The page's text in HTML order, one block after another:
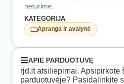
neturime.
KATEGORIJA
Apranga ir avalynė
APIE PARDUOTUVĘ
rjd.lt atsiliepimai. Apsipirkote
parduotuvėje? Pasidalinkite